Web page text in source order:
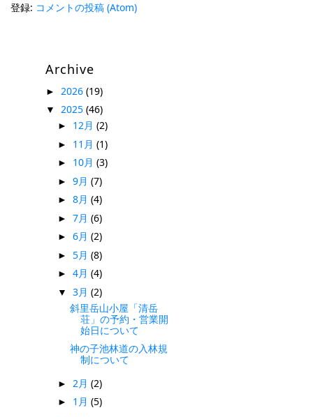
登録: コメントの投稿 (Atom)
Archive
► 2026 (19)
▼ 2025 (46)
► 12月 (2)
► 11月 (1)
► 10月 (3)
► 9月 (7)
► 8月 (4)
► 7月 (6)
► 6月 (2)
► 5月 (8)
► 4月 (4)
▼ 3月 (2)
斜里岳山小屋「清岳
荘」の予約・営業開
始日について
神の子池林道の入林規
制について
► 2月 (2)
► 1月 (5)